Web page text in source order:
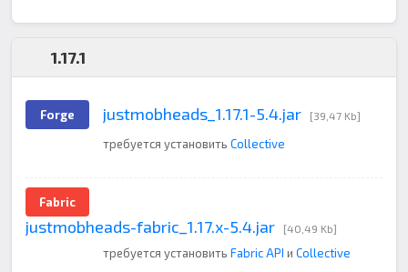
1.17.1
Forge justmobheads_1.17.1-5.4.jar [39,47 Kb]
требуется установить Collective
Fabric
justmobheads-fabric_1.17.x-5.4.jar [40,49 Kb]
требуется установить Fabric API и Collective